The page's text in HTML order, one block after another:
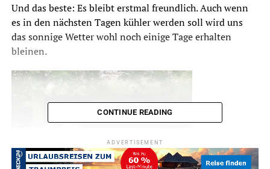
Und das beste: Es bleibt erstmal freundlich. Auch wenn
es in den nächsten Tagen kühler werden soll wird uns
das sonnige Wetter wohl noch einige Tage erhalten
bleinen.
CONTINUE READING
ADVERTISEMENT